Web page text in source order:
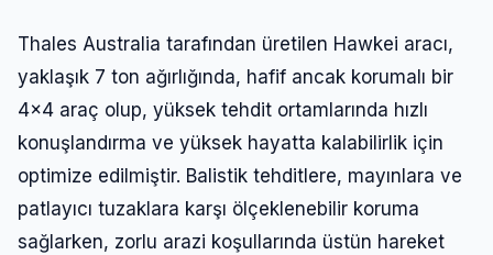
Thales Australia tarafından üretilen Hawkei aracı,
yaklaşık 7 ton ağırlığında, hafif ancak korumalı bir
4×4 araç olup, yüksek tehdit ortamlarında hızlı
konuşlandırma ve yüksek hayatta kalabilirlik için
optimize edilmiştir. Balistik tehditlere, mayınlara ve
patlayıcı tuzaklara karşı ölçeklenebilir koruma
sağlarken, zorlu arazi koşullarında üstün hareket